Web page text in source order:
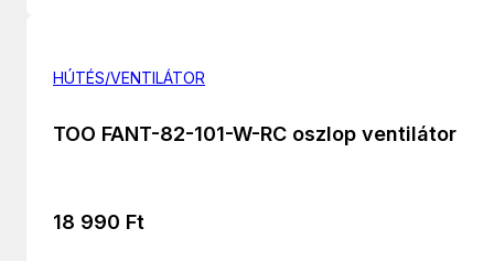
HÚTÉS/VENTILÁTOR
TOO FANT-82-101-W-RC oszlop ventilátor
18 990 Ft